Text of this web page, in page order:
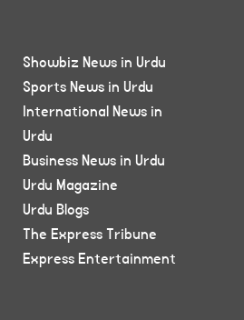
Showbiz News in Urdu
Sports News in Urdu
International News in
Urdu
Business News in Urdu
Urdu Magazine
Urdu Blogs
The Express Tribune
Express Entertainment